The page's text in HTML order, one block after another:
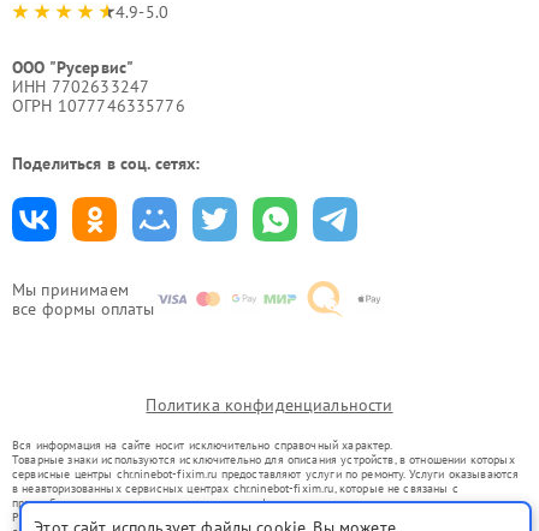
Мы принимаем
все формы оплаты
4.9-5.0
ООО "Русервис"
ИНН 7702633247
ОГРН 1077746335776
Поделиться в соц. сетях:
Политика конфиденциальности
Вся информация на сайте носит исключительно справочный характер.
Товарные знаки используются исключительно для описания устройств, в отношении которых
сервисные центры chr.ninebot-fixim.ru предоставляют услуги по ремонту. Услуги оказываются
в неавторизованных сервисных центрах chr.ninebot-fixim.ru, которые не связаны с
правообладателями товарных знаков или их официальными представителями.
Ремонт осуществляется для устройств, уже введенных в гражданский оборот в соответствии